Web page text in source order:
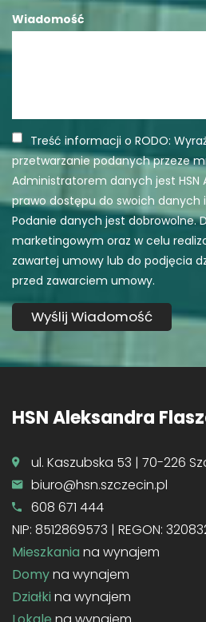
Wiadomość
Treść informacji o RODO:
przetwarzanie podanych przeze
Administratorem danych jest HSN
prawo dostępu do swoich danych
Podanie danych jest dobrowolne.
marketingowym oraz w celu
zawartej umowy lub do podjęcia
przed zawarciem umowy.
HSN Aleksandra
ul. Kaszubska 53 | 70-226
biuro@hsn.szczecin.pl
608 671 444
NIP: 8512869573 | REGON:
Mieszkania na wynajem
Domyna wynajem
Działki na wynajem